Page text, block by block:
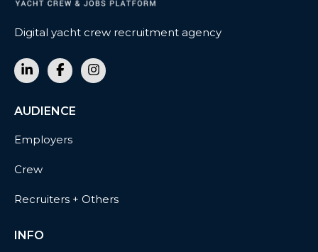
Digital yacht crew recruitment agency
AUDIENCE
Employers
Crew
Recruiters + Others
INFO